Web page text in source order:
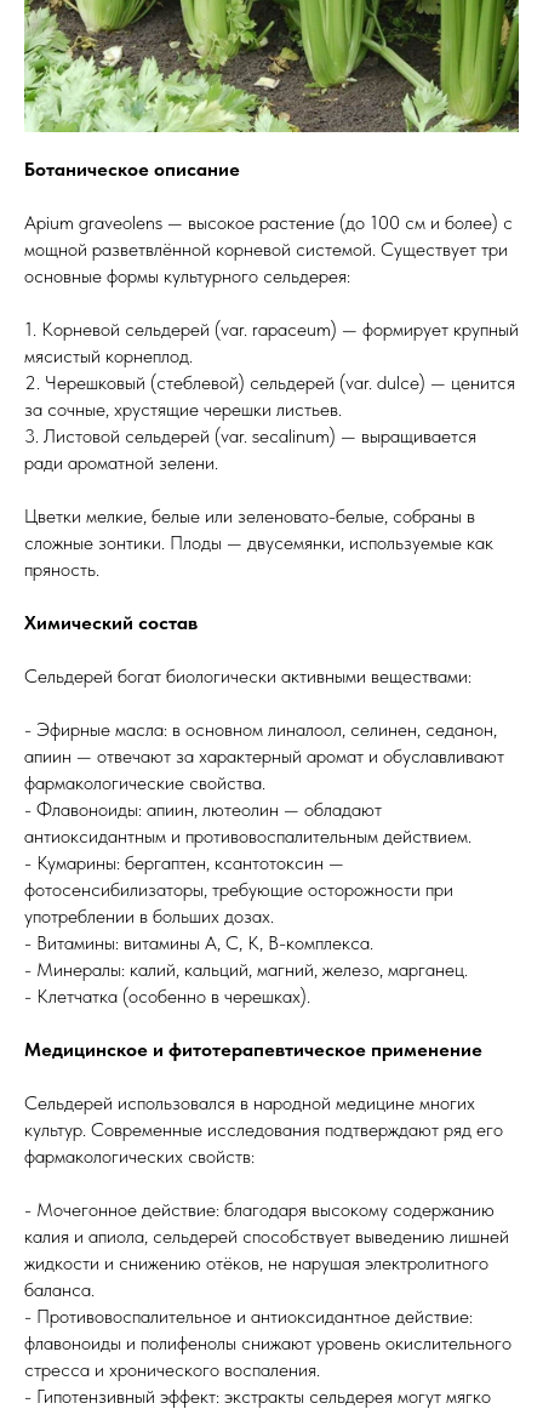
Ботаническое описание
Apium graveolens — высокое растение (до 100 см и более) с
мощной разветвлённой корневой системой. Существует три
основные формы культурного сельдерея:
1. Корневой сельдерей (var. rapaceum) — формирует крупный
мясистый корнеплод.
2. Черешковый (стеблевой) сельдерей (var. dulce) — ценится
за сочные, хрустящие черешки листьев.
3. Листовой сельдерей (var. secalinum) — выращивается
ради ароматной зелени.
Цветки мелкие, белые или зеленовато-белые, собраны в
сложные зонтики. Плоды — двусемянки, используемые как
пряность.
Химический состав
Сельдерей богат биологически активными веществами:
- Эфирные масла: в основном линалоол, селинен, седанон,
апиин — отвечают за характерный аромат и обуславливают
фармакологические свойства.
- Флавоноиды: апиин, лютеолин — обладают
антиоксидантным и противовоспалительным действием.
- Кумарины: бергаптен, ксантотоксин —
фотосенсибилизаторы, требующие осторожности при
употреблении в больших дозах.
- Витамины: витамины A, C, K, B-комплекса.
- Минералы: калий, кальций, магний, железо, марганец.
- Клетчатка (особенно в черешках).
Медицинское и фитотерапевтическое применение
Сельдерей использовался в народной медицине многих
культур. Современные исследования подтверждают ряд его
фармакологических свойств:
- Мочегонное действие: благодаря высокому содержанию
калия и апиола, сельдерей способствует выведению лишней
жидкости и снижению отёков, не нарушая электролитного
баланса.
- Противовоспалительное и антиоксидантное действие:
флавоноиды и полифенолы снижают уровень окислительного
стресса и хронического воспаления.
- Гипотензивный эффект: экстракты сельдерея могут мягко